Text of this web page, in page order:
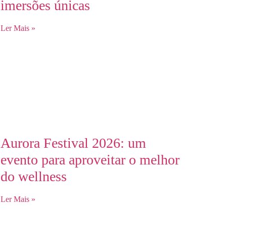
imersões únicas
Ler Mais »
Aurora Festival 2026: um
evento para aproveitar o melhor
do wellness
Ler Mais »